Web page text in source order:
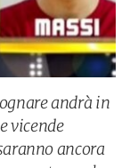
andrà in
vicende
ancora